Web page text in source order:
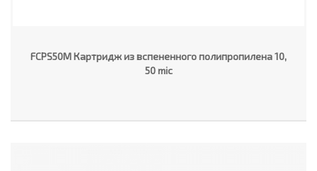
FCPS50M Картридж из вспененного полипропилена 10,
50 mic